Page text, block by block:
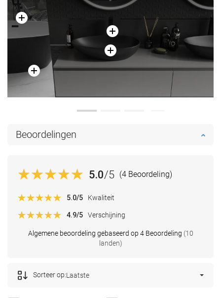
Beoordelingen
5.0/5 (4 Beoordeling)
Algemene beoordeling gebaseerd op 4 Beoordeling (10
landen)
5.0/5 Kwaliteit
4.9/5 Verschijning
Sorteer op:Laatste